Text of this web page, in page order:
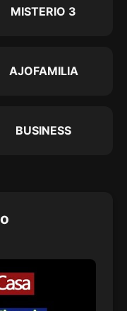
MISTERIO 3
AJOFAMILIA
BUSINESS